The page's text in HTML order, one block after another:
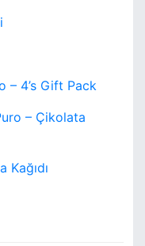
– 4’s Gift Pack
– Çikolata